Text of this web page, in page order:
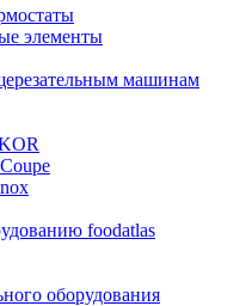
элементы
машинам
foodatlas
оборудования